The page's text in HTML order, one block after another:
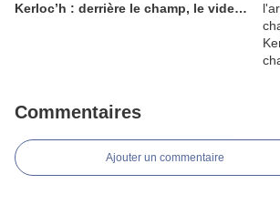
Kerloc’h : derrière le champ, le vide…
Commentaires
Ajouter un commentaire